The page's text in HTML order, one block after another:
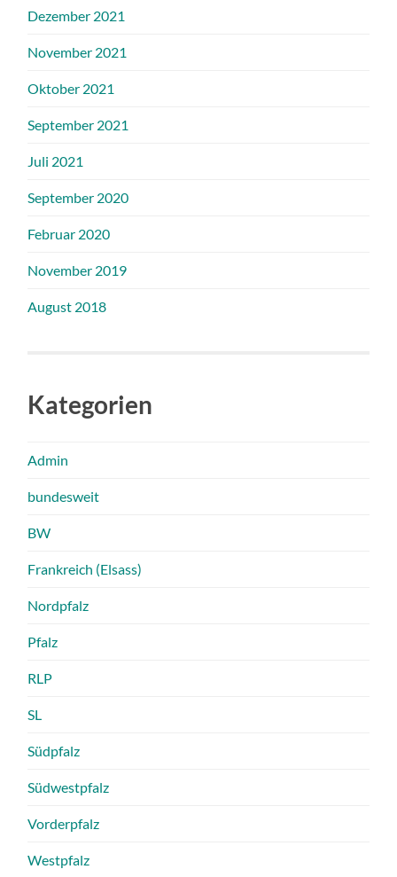
Dezember 2021
November 2021
Oktober 2021
September 2021
Juli 2021
September 2020
Februar 2020
November 2019
August 2018
Kategorien
Admin
bundesweit
BW
Frankreich (Elsass)
Nordpfalz
Pfalz
RLP
SL
Südpfalz
Südwestpfalz
Vorderpfalz
Westpfalz